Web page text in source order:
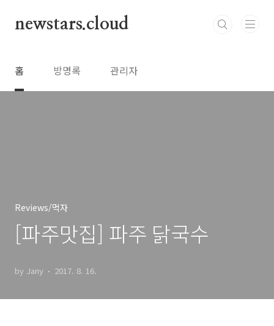
newstars.cloud
홈 방명록 관리자
Reviews/먹자
[파주맛집] 파주 닭국수
by Jany 2017. 8. 16.